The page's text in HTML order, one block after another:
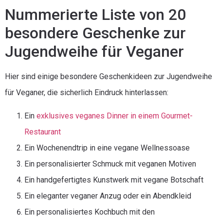
Nummerierte Liste von 20
besondere Geschenke zur
Jugendweihe für Veganer
Hier sind einige besondere Geschenkideen zur Jugendweihe
für Veganer, die sicherlich Eindruck hinterlassen:
Ein exklusives veganes Dinner in einem Gourmet-
Restaurant
Ein Wochenendtrip in eine vegane Wellnessoase
Ein personalisierter Schmuck mit veganen Motiven
Ein handgefertigtes Kunstwerk mit vegane Botschaft
Ein eleganter veganer Anzug oder ein Abendkleid
Ein personalisiertes Kochbuch mit den